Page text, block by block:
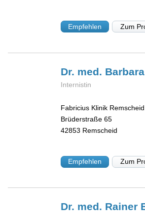
Empfehlen Zum
Dr. med. Barbara
Internistin
Fabricius Klinik
Brüderstraße 65
42853 Remscheid
Empfehlen Zum
Dr. med. Rainer